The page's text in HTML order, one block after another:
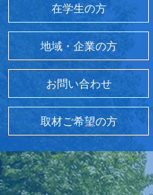
在学生の方
地域・企業の方
お問い合わせ
取材ご希望の方